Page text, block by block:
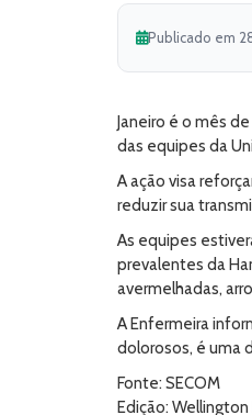
Publicado em
Janeiro é o mês
das equipes da
A ação visa
reduzir sua
As equipes
prevalentes da
avermelhadas,
A Enfermeira
dolorosos, é uma
Fonte: SECOM
Edição: Wellington